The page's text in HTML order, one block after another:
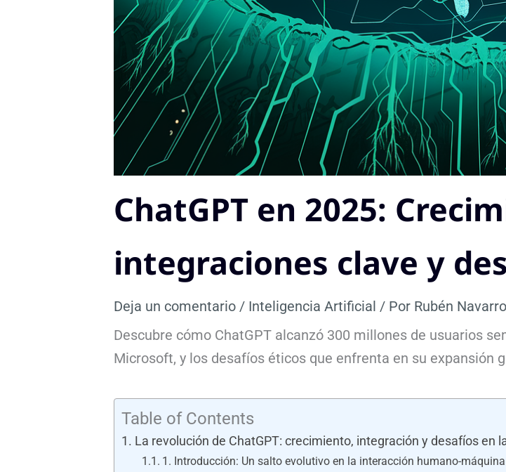
ChatGPT en 2025:
integraciones clave y
Deja un comentario / Inteligencia Artificial / Por Rubén Navarro
Descubre cómo ChatGPT alcanzó 300 millones de usuarios
Microsoft, y los desafíos éticos que enfrenta en su expansión
Table of Contents
La revolución de ChatGPT: crecimiento, integración y desafíos en
1. Introducción: Un salto evolutivo en la interacción humano-máquina